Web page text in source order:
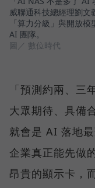
威聯通科技總經理劉文
「算力分級」與開放
AI 團隊。
圖／ 數位時代
「預測約兩、三
大眾期待、具備
就會是 AI 落地
企業真正能先做
昂貴的顯示卡，